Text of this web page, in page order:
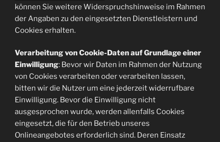
können Sie weitere Widerspruchshinweise im Rahmen
der Angaben zu den eingesetzten Dienstleistern und
Cookies erhalten.
Verarbeitung von Cookie-Daten auf Grundlage einer
Einwilligung: Bevor wir Daten im Rahmen der Nutzung
von Cookies verarbeiten oder verarbeiten lassen,
bitten wir die Nutzer um eine jederzeit widerrufbare
Einwilligung. Bevor die Einwilligung nicht
ausgesprochen wurde, werden allenfalls Cookies
eingesetzt, die für den Betrieb unseres
Onlineangebotes erforderlich sind. Deren Einsatz